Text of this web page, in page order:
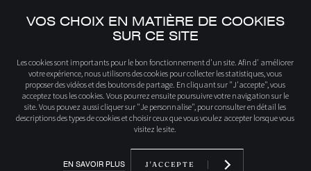
NOTRE COLLECTION
CHEMINÉE CENTRALE
VOS CHOIX EN MATIÈRE DE COOKIES
SUR CE SITE
Les cookies sont importants pour le bon fonctionnement d'un site. Afin d' améliorer
votre expérience, nous utilisons des cookies pour collecter les statistiques, vous
proposer des vidéos et des boutons de partage. En cliquant sur "J'accepte", vous
acceptez tous les cookies. Vous pourrez ensuite poursuivre votre navigation sur le
site. Vous pouvez aussi cliquer sur "Je personnalise", pour consulter en détail les
descriptions des types de cookies et choisir ceux que vous voulez accepter lorsque vous
visitez le site.
EN SAVOIR PLUS J'ACCEPTE